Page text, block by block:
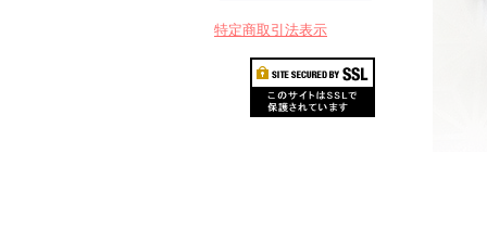
特定商取引法表示